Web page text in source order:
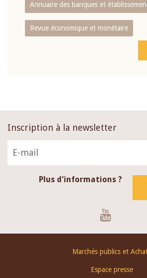
Annuaire des banques et
Revue économique et monétaire
Inscription à la newsletter
Plus d'informations ?
Marchés publics et
Espace presse